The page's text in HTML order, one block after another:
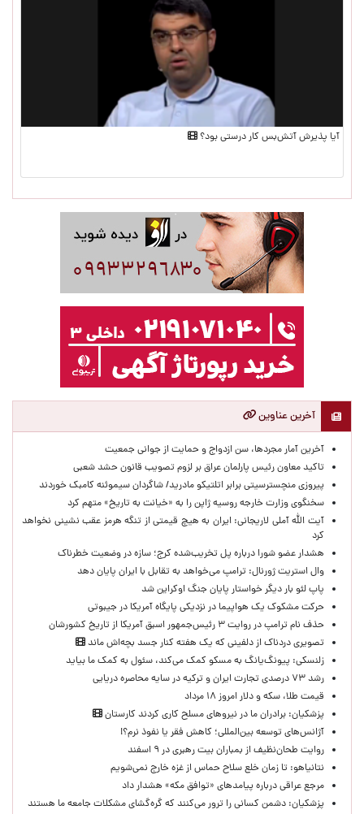
آیا پذیرش آتش‌بس کار درستی بود؟
آخرین عناوین
آخرین آمار مجردها، سن ازدواج و حمایت از جوانی جمعیت
تاکید معاون رئیس پارلمان عراق بر لزوم تصویب قانون حشد شعبی
پیروزی منچسترسیتی برابر اتلتیکو مادرید/ شاگردان سیموئنه کامبک خوردند
سخنگوی وزارت خارجه روسیه ژاپن را به «خیانت به تاریخ» متهم کرد
آیت الله آملی لاریجانی: ایران به هیچ قیمتی از تنگه هرمز عقب نشینی نخواهد
کرد
هشدار عضو شورا درباره پل تخریب‌شده کرج؛ سازه در وضعیت خطرناک
وال‌ استریت ژورنال: ترامپ می‌خواهد به تقابل با ایران پایان دهد
پاپ لئو بار دیگر خواستار پایان جنگ اوکراین شد
حرکت مشکوک یک هواپیما در نزدیکی پایگاه آمریکا در جیبوتی
حذف نام ترامپ در روایت ۳ رئیس‌جمهور اسبق آمریکا از تاریخ کشورشان
تصویری دردناک از دلفینی که یک هفته کنار جسد بچه‌اش ماند
زلنسکی: پیونگ‌یانگ به مسکو کمک می‌کند، سئول به کمک ما بیاید
رشد ۷۳ درصدی تجارت ایران و ترکیه در سایه محاصره دریایی
قیمت طلا، سکه و دلار امروز ۱۸ مرداد
پزشکیان: برادران ما در نیروهای مسلح کاری کردند کارستان
آژانس‌های توسعه بین‌المللی؛ کاهش فقر یا نفوذ نرم؟!
روایت طحان‌نظیف از بمباران بیت رهبری در ۹ اسفند
نتانیاهو: تا زمان خلع سلاح حماس از غزه خارج نمی‌شویم
مرجع عراقی درباره پیامدهای «توافق مکه» هشدار داد
پزشکیان: دشمن کسانی را ترور می‌کنند که گره‌گشای مشکلات جامعه ما هستند